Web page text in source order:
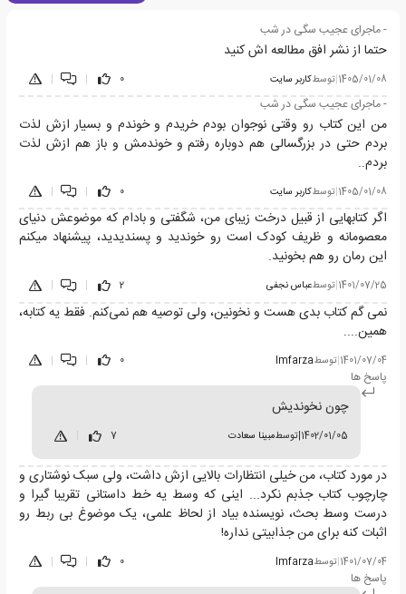
- ماجرای عجیب سگی در شب
حتما از نشر افق مطالعه اش کنید
1405/01/08
|توسطکاربر سایت 0
|
|
- ماجرای عجیب سگی در شب
من این کتاب رو وقتی نوجوان بودم خریدم و خوندم و بسیار ازش لذت
بردم حتی در بزرگسالی هم دوباره رفتم و خوندمش و باز هم ازش لذت
بردم..
1405/01/08
|توسطکاربر سایت 0
|
|
اگر کتابهایی از قبیل درخت زیبای من، شگفتی و بادام که موضوعش دنیای
معصومانه و ظریف کودک است رو خوندید و پسندیدید، پیشنهاد میکنم
این رمان رو هم بخونید.
1401/07/25
|توسطعباس نجفی 2
|
|
نمی گم کتاب بدی هست و نخونین، ولی توصیه هم نمی‌کنم. فقط یه کتابه،
همین....
1401/07/04
|توسطImfarza
0
|
|
پاسخ ها
چون نخوندیش
1402/01/05
|توسطمبینا سعادت 7
در مورد کتاب، من خیلی انتظارات بالایی ازش داشت، ولی سبک نوشتاری و
چارچوب کتاب جذبم نکرد... اینی که وسط یه خط داستانی تقریبا گیرا و
درست وسط بحث، نویسنده بیاد از لحاظ علمی، یک موضوغ بی ربط رو
اثبات کنه برای من جذابیتی نداره!
1401/07/04
|توسطImfarza
0
|
|
پاسخ ها